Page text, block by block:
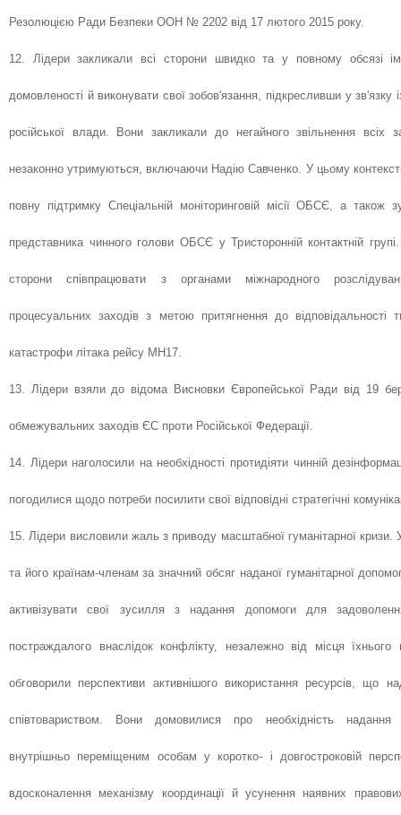
Резолюцією Ради Безпеки ООН № 2202 від 17 лютого 2015 року.
12. Лідери закликали всі сторони швидко та у повному обсязі
домовленості й виконувати свої зобов'язання, підкресливши у зв'язку
російської влади. Вони закликали до негайного звільнення всіх
незаконно утримуються, включаючи Надію Савченко. У цьому
повну підтримку Спеціальній моніторинговій місії ОБСЄ, а також
представника чинного голови ОБСЄ у Тристоронній контактній
сторони співпрацювати з органами міжнародного
процесуальних заходів з метою притягнення до відповідальності
катастрофи літака рейсу MH17.
13. Лідери взяли до відома Висновки Європейської Ради від 19
обмежувальних заходів ЄС проти Російської Федерації.
14. Лідери наголосили на необхідності протидіяти чинній
погодилися щодо потреби посилити свої відповідні стратегічні
15. Лідери висловили жаль з приводу масштабної гуманітарної кризи.
та його країнам-членам за значний обсяг наданої гуманітарної
активізувати свої зусилля з надання допомоги для
постраждалого внаслідок конфлікту, незалежно від місця
обговорили перспективи активнішого використання ресурсів, що
співтовариством. Вони домовилися про необхідність надання
внутрішньо переміщеним особам у коротко- і довгостроковій
вдосконалення механізму координації й усунення наявних